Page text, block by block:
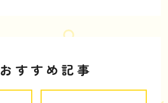
おすすめ記事